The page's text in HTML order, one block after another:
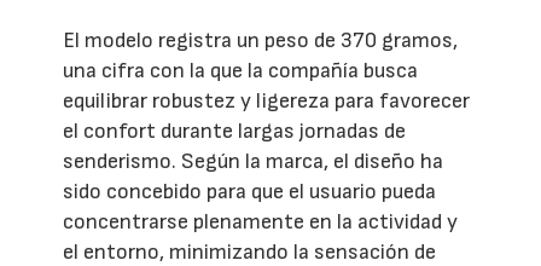
El modelo registra un peso de 370 gramos,
una cifra con la que la compañía busca
equilibrar robustez y ligereza para favorecer
el confort durante largas jornadas de
senderismo. Según la marca, el diseño ha
sido concebido para que el usuario pueda
concentrarse plenamente en la actividad y
el entorno, minimizando la sensación de